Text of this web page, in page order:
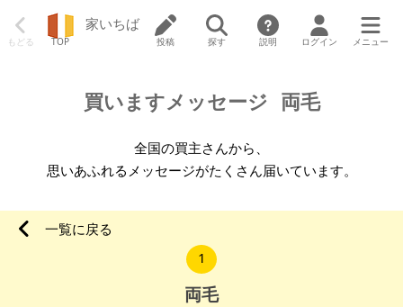
もどる TOP
家いちば
投稿 探す 説明 ログイン メニュー
買いますメッセージ 両毛
全国の買主さんから、
思いあふれるメッセージがたくさん届いています。
一覧に戻る
1
両毛